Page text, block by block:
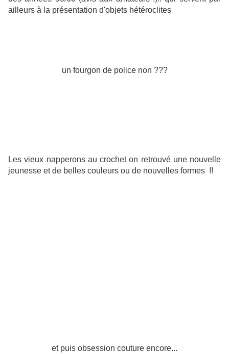
ailleurs à la présentation d'objets hétéroclites
un fourgon de police non ???
Les vieux napperons au crochet on retrouvé une nouvelle
jeunesse et de belles couleurs ou de nouvelles formes !!
et puis obsession couture encore...